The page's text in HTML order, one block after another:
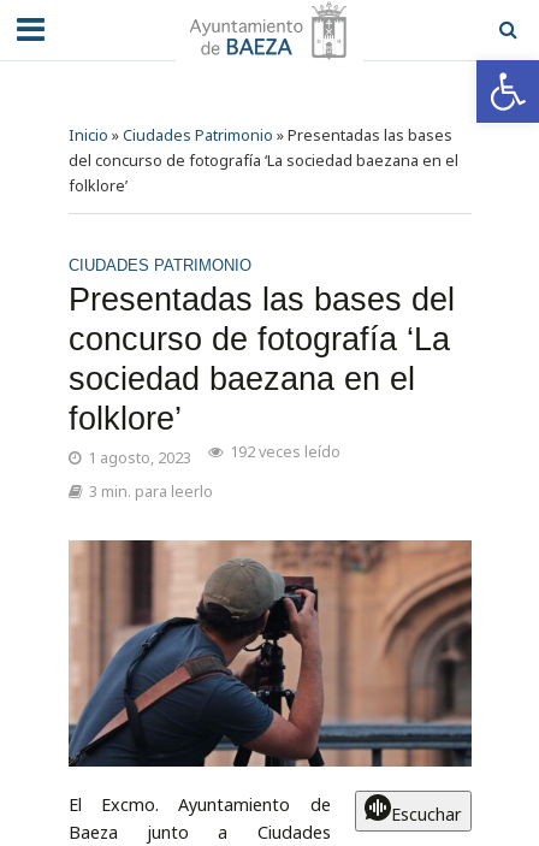
Inicio »Ciudades Patrimonio »Presentadas las bases
del concurso de fotografía ‘La sociedad baezana en el
folklore’
CIUDADES PATRIMONIO
Presentadas las bases del
concurso de fotografía ‘La
sociedad baezana en el
folklore’
1 agosto, 2023
192 veces leído
3 min. para leerlo
Escuchar
El Excmo. Ayuntamiento de
Baeza junto a Ciudades
Abrir barra de herramientas